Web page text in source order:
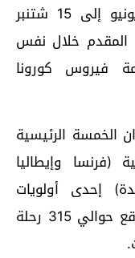
مليون مقعدا للفترة ما بين 15 يونيو إلى 15 شتنبر
المقدم خلال نفس
(قبل أزمة فيروس كورونا
الخمسة الرئيسية
(فرنسا وإيطاليا
إحدى أولويات
الخطوط الملكية المغربية، التي تتوقع حوالي 315 رحلة